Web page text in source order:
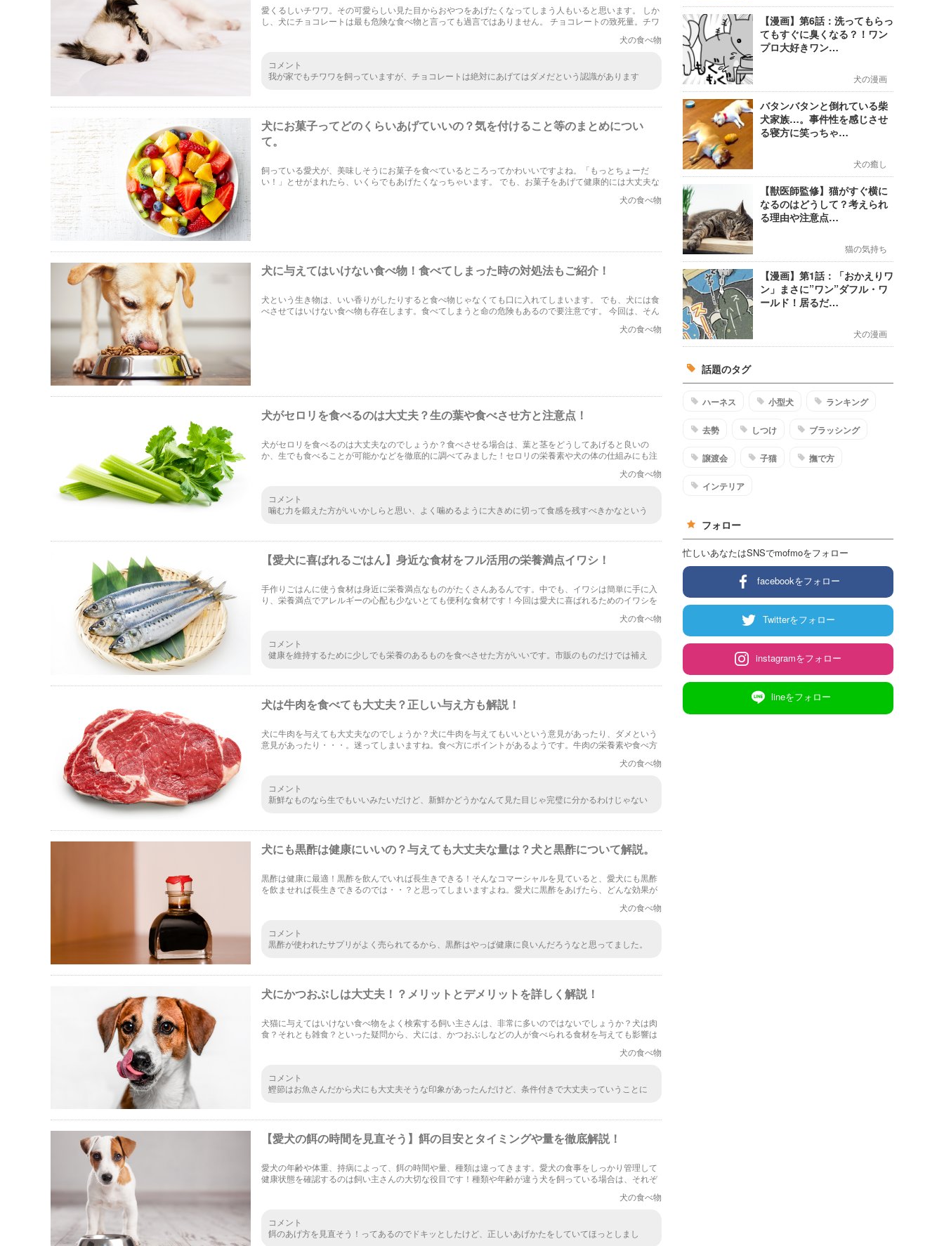
愛くるしいチワワ。その可愛らしい見た目からおやつをあげたくなってしまう人もいると思います。 しか
し、犬にチョコレートは最も危険な食べ物と言っても過言ではありません。 チョコレートの致死量。チワ
犬の食べ物
コメント
我が家でもチワワを飼っていますが、チョコレートは絶対にあげてはダメだという認識があります
犬にお菓子ってどのくらいあげていいの？気を付けること等のまとめについ
て。
飼っている愛犬が、美味しそうにお菓子を食べているところってかわいいですよね。「もっとちょーだ
い！」とせがまれたら、いくらでもあげたくなっちゃいます。 でも、お菓子をあげて健康的には大丈夫な
犬の食べ物
犬に与えてはいけない食べ物！食べてしまった時の対処法もご紹介！
犬という生き物は、いい香りがしたりすると食べ物じゃなくても口に入れてしまいます。 でも、犬には食
べさせてはいけない食べ物も存在します。食べてしまうと命の危険もあるので要注意です。 今回は、そん
犬の食べ物
犬がセロリを食べるのは大丈夫？生の葉や食べさせ方と注意点！
犬がセロリを食べるのは大丈夫なのでしょうか？食べさせる場合は、葉と茎をどうしてあげると良いの
か、生でも食べることが可能かなどを徹底的に調べてみました！セロリの栄養素や犬の体の仕組みにも注
犬の食べ物
コメント
噛む力を鍛えた方がいいかしらと思い、よく噛めるように大きめに切って食感を残すべきかなという
【愛犬に喜ばれるごはん】身近な食材をフル活用の栄養満点イワシ！
手作りごはんに使う食材は身近に栄養満点なものがたくさんあるんです。中でも、イワシは簡単に手に入
り、栄養満点でアレルギーの心配も少ないとても便利な食材です！今回は愛犬に喜ばれるためのイワシを
犬の食べ物
コメント
健康を維持するために少しでも栄養のあるものを食べさせた方がいいです。市販のものだけでは補え
犬は牛肉を食べても大丈夫？正しい与え方も解説！
犬に牛肉を与えても大丈夫なのでしょうか？犬に牛肉を与えてもいいという意見があったり、ダメという
意見があったり・・・。迷ってしまいますね。食べ方にポイントがあるようです。牛肉の栄養素や食べ方
犬の食べ物
コメント
新鮮なものなら生でもいいみたいだけど、新鮮かどうかなんて見た目じゃ完璧に分かるわけじゃない
犬にも黒酢は健康にいいの？与えても大丈夫な量は？犬と黒酢について解説。
黒酢は健康に最適！黒酢を飲んでいれば長生きできる！そんなコマーシャルを見ていると、愛犬にも黒酢
を飲ませれば長生きできるのでは・・？と思ってしまいますよね。愛犬に黒酢をあげたら、どんな効果が
犬の食べ物
コメント
黒酢が使われたサプリがよく売られてるから、黒酢はやっぱ健康に良いんだろうなと思ってました。
犬にかつおぶしは大丈夫！？メリットとデメリットを詳しく解説！
犬猫に与えてはいけない食べ物をよく検索する飼い主さんは、非常に多いのではないでしょうか？犬は肉
食？それとも雑食？といった疑問から、犬には、かつおぶしなどの人が食べられる食材を与えても影響は
犬の食べ物
コメント
鰹節はお魚さんだから犬にも大丈夫そうな印象があったんだけど、条件付きで大丈夫っていうことに
【愛犬の餌の時間を見直そう】餌の目安とタイミングや量を徹底解説！
愛犬の年齢や体重、持病によって、餌の時間や量、種類は違ってきます。愛犬の食事をしっかり管理して
健康状態を確認するのは飼い主さんの大切な役目です！種類や年齢が違う犬を飼っている場合は、それぞ
犬の食べ物
コメント
餌のあげ方を見直そう！ってあるのでドキッとしたけど、正しいあげかたをしていてほっとしまし
【漫画】第6話：洗ってもらっ
てもすぐに臭くなる？！ワン
プロ大好きワン…
犬の漫画
バタンバタンと倒れている柴
犬家族…。事件性を感じさせ
る寝方に笑っちゃ…
犬の癒し
【獣医師監修】猫がすぐ横に
なるのはどうして？考えられ
る理由や注意点…
猫の気持ち
【漫画】第1話：「おかえりワ
ン」まさに”ワン”ダフル・ワ
ールド！居るだ…
犬の漫画
話題のタグ
ハーネス 小型犬 ランキング
去勢 しつけ ブラッシング
譲渡会 子猫 撫で方
インテリア
フォロー
忙しいあなたはSNSでmofmoをフォロー
facebookをフォロー
Twitterをフォロー
instagramをフォロー
lineをフォロー